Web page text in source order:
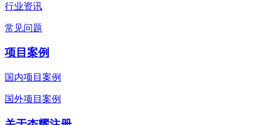
行业资讯
常见问题
项目案例
国内项目案例
国外项目案例